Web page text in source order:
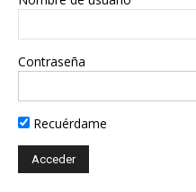
Contraseña
Recuérdame